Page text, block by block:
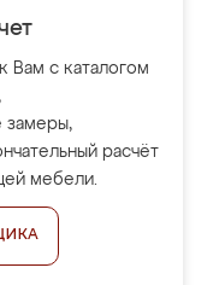
Вам с каталогом
замеры,
расчёт
мебели.